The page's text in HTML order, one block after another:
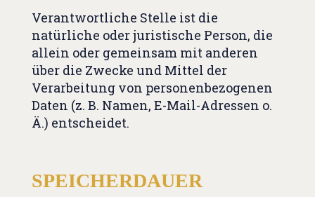
Verantwortliche Stelle ist die
natürliche oder juristische Person, die
allein oder gemeinsam mit anderen
über die Zwecke und Mittel der
Verarbeitung von personenbezogenen
Daten (z. B. Namen, E-Mail-Adressen o.
Ä.) entscheidet.
SPEICHERDAUER